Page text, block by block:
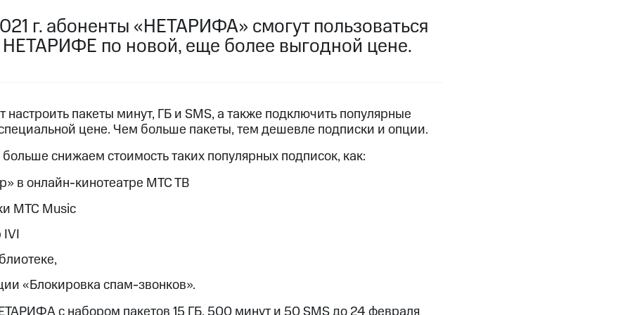
Финансы Детям и родителямЗдоровье и фитнесПриложения от МТС
картуМТС Pay Оплата по QR-коду за границей
Интернет-магазин
музыка и многое другое
нашем приложении
г. абоненты «НЕТАРИФА» смогут пользоваться
по новой, еще более выгодной цене.
пакеты минут, ГБ и SMS, а также подключить популярные
цене. Чем больше пакеты, тем дешевле подписки и опции.
снижаем стоимость таких популярных подписок, как:
в онлайн-кинотеатре МТС ТВ
МТС Music
IVI
«Блокировка спам-звонков».